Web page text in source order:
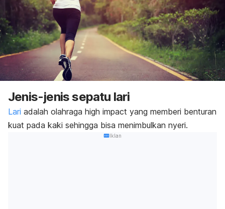
Jenis-jenis sepatu lari
Lari adalah olahraga high impact yang memberi benturan
kuat pada kaki sehingga bisa menimbulkan nyeri.
Iklan